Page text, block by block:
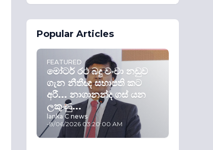
Popular Articles
FEATURED
මෝටර් රථ බදු වංචා නඩුව
ගැන නීතීඥ සභාපති කට
අරී... නාගානන්ද ගස් යන
ලකුණු...
lanka C news
-8/06/2026 03:20:00 AM